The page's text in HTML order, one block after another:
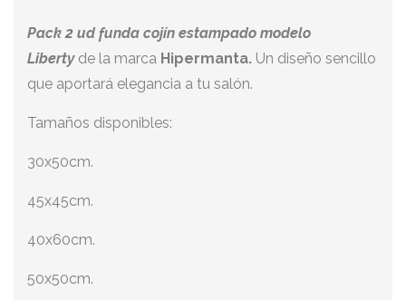
Pack 2 ud funda cojín estampado modelo
Liberty de la marca Hipermanta. Un diseño sencillo
que aportará elegancia a tu salón.
Tamaños disponibles:
30x50cm.
45x45cm.
40x60cm.
50x50cm.